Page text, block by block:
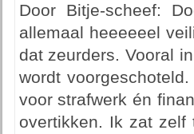
Door Bitje-scheef:
allemaal heeeeeel
dat zeurders. Vooral
wordt
voor strafwerk én
overtikken. Ik zat zelf